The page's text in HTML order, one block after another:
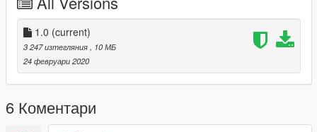
1.0 (current)
3 247 изтегляния
, 10 МБ
24 февруари 2020
6 Коментари